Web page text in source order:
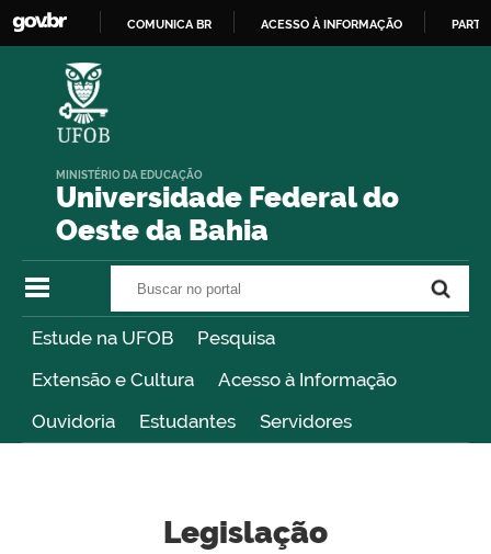
COMUNICA BR ACESSO À INFORMAÇÃO
Universidade Federal do
Oeste da Bahia
MINISTÉRIO DA EDUCAÇÃO
Estude na UFOB
Pesquisa
Extensão e Cultura
Acesso à Informação
Ouvidoria
Estudantes Servidores
Legislação